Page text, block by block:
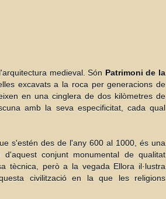
medieval. Són Patrimoni de la
excavats a la roca per generacions de
en una cinglera de dos kilòmetres de
amb la seva especificitat, cada qual
s'estén des de l'any 600 al 1000, és una
conjunt monumental de qualitat
tècnica, però a la vegada Ellora il·lustra
civilització en la que les religions